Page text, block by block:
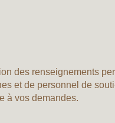
des renseignements
et de personnel de
à vos demandes.